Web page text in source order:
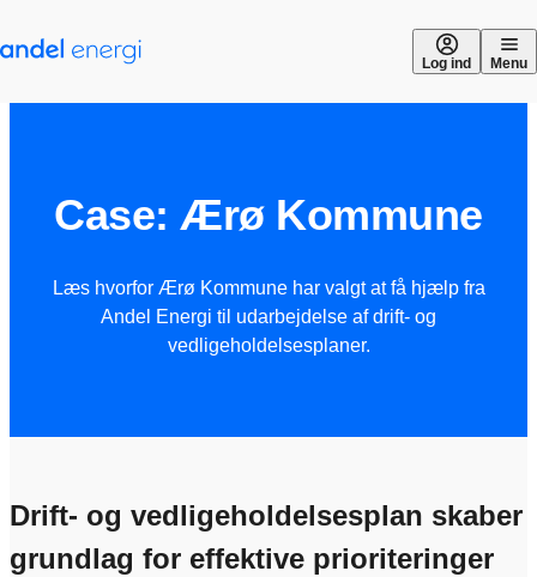
Log ind Menu
Case: Ærø Kommune
Læs hvorfor Ærø Kommune har valgt at få hjælp fra
Andel Energi til udarbejdelse af drift- og
vedligeholdelsesplaner.
Drift- og vedligeholdelsesplan skaber
grundlag for effektive prioriteringer